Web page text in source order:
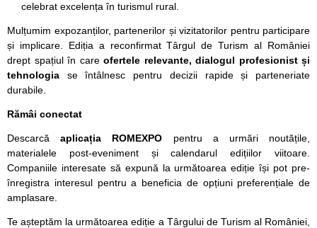
celebrat excelența în turismul rural.
Mulțumim expozanților, partenerilor și vizitatorilor pentru participare
și implicare. Ediția a reconfirmat Târgul de Turism al României
drept spațiul în care ofertele relevante, dialogul profesionist și
tehnologia se întâlnesc pentru decizii rapide și parteneriate
durabile.
Rămâi conectat
Descarcăaplicația ROMEXPO pentru a urmări noutățile,
materialele post-eveniment și calendarul edițiilor viitoare.
Companiile interesate să expună la următoarea ediție își pot pre-
înregistra interesul pentru a beneficia de opțiuni preferențiale de
amplasare.
Te așteptăm la următoarea ediție a Târgului de Turism al României,